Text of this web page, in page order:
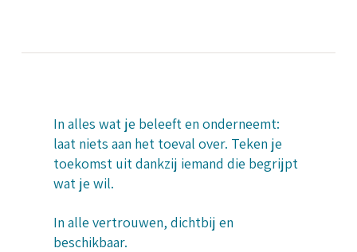
In alles wat je beleeft en onderneemt:
laat niets aan het toeval over. Teken je
toekomst uit dankzij iemand die begrijpt
wat je wil.
In alle vertrouwen, dichtbij en
beschikbaar.